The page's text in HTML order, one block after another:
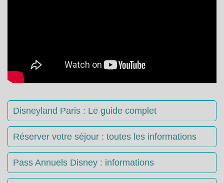
Disneyland Paris : Le guide complet
Réserver votre séjour : toutes les informations
Pass Annuels Disney : informations